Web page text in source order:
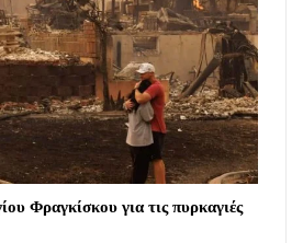
Φραγκίσκου για τις πυρκαγιές